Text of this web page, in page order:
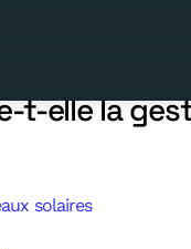
facilite-t-
t-elle la
solaires